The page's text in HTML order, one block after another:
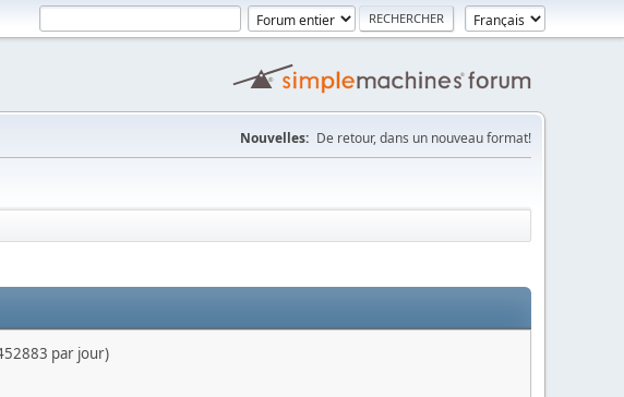
Nouvelles: De retour, dans un nouveau format!
par jour)